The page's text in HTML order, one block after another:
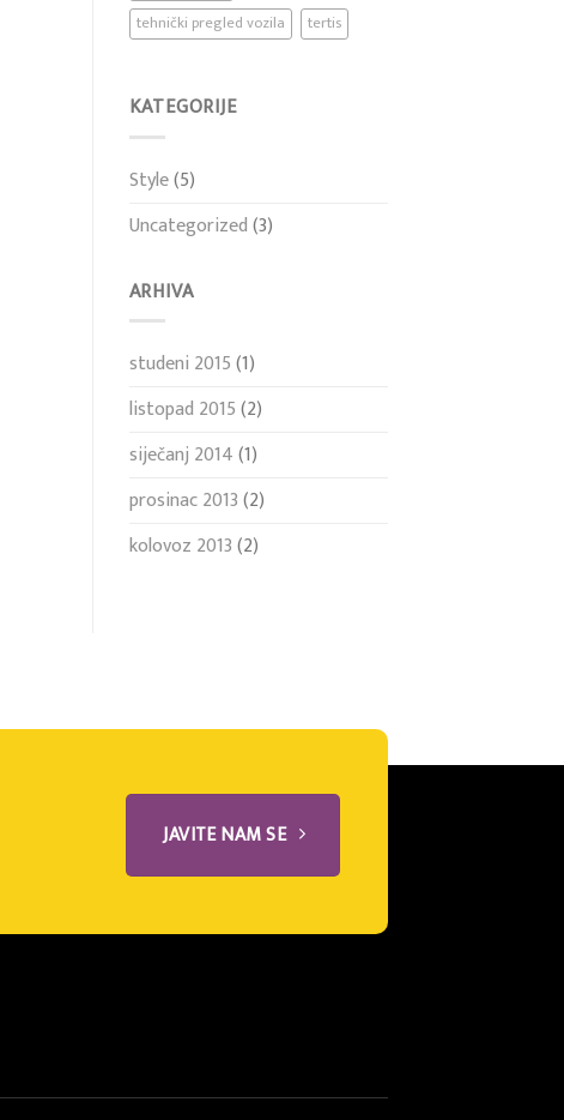
tehnički pregled vozila
tertis
KATEGORIJE
Style(5)
Uncategorized(3)
ARHIVA
studeni 2015(1)
listopad 2015(2)
siječanj 2014(1)
prosinac 2013(2)
kolovoz 2013(2)
JAVITE NAM SE